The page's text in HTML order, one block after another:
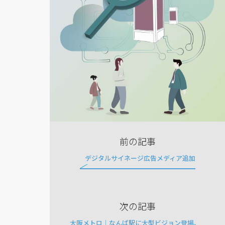
前の記事
デジタルサイネージ広告メディア追加
次の記事
大阪メトロ｜なんば駅に大型ビジョン登場。